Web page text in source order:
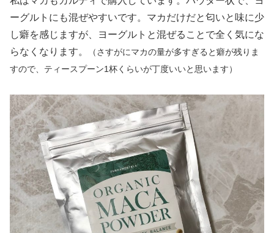
ーグルトにも混ぜやすいです。マカだけだと匂いと味に少
し癖を感じますが、ヨーグルトと混ぜることで全く気にな
らなくなります。
（さすがにマカの量が多すぎると癖が残りま
すので、ティースプーン1杯くらいが丁度いいと思います）